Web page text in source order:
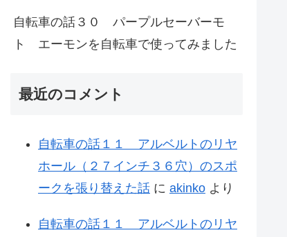
自転車の話３０ パープルセーバーモ
ト エーモンを自転車で使ってみました
最近のコメント
自転車の話１１ アルベルトのリヤ
ホール（２７インチ３６穴）のスポ
ークを張り替えた話 に akinko より
自転車の話１１ アルベルトのリヤ